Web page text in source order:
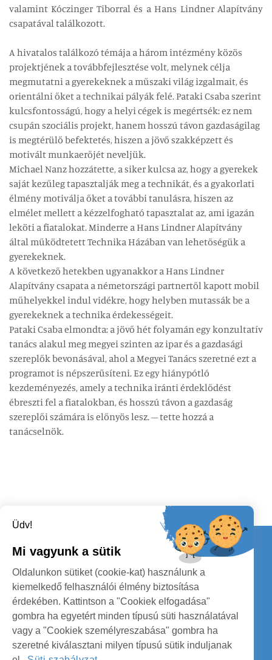
valamint Kóczinger Tiborral és a Hans Lindner Alapítvány
csapatával találkozott.
A hivatalos találkozó témája a három intézmény közös
projektjének a továbbfejlesztése volt, melynek célja
megmutatni a gyerekeknek a műszaki világ izgalmait, és
orientálni őket a technikai pályák felé. Pataki Csaba szerint
kulcsfontosságú, hogy a helyi cégek is megértsék: ez nem
csupán szociális projekt, hanem hosszú távon gazdaságilag
is megtérülő befektetés, hiszen a jövő szakképzett és
motivált munkaerőjét neveljük.
Michael Nanz hozzátette, a siker kulcsa az, hogy a gyerekek
saját kezűleg tapasztalják meg a technikát, és a gyakorlati
élmény motiválja őket a további tanulásra, hiszen az
elmélet mellett a kézzelfogható tapasztalat az, ami igazán
leköti a fiatalokat. Minderre a Hans Lindner Alapítvány
által működtetett Technika Házában van lehetőségük a
gyerekeknek.
A következő hetekben ugyanakkor a Hans Lindner
Alapítvány csapata a németországi partnertől kapott mobil
műhelyekkel indul vidékre, hogy helyben mutassák be a
gyerekeknek a technika érdekességeit.
Pataki Csaba elmondta: a jövő hét folyamán egy konzultatív
tanács alakul meg megyei szinten az ipar és a gazdasági
szereplők bevonásával, ahol a Megyei Tanács szeretné ezt a
programot is népszerűsíteni. Ez egy hiánypótló
kezdeményezés, amely a technika iránti érdeklődést
ébreszti fel a fiatalokban, és hosszú távon a gazdaság
szereplői számára is előnyös lesz. – tette hozzá a
tanácselnök.
SZATMÁR MEGYE MEGYEI TANÁCS
Kapcsolat
KÖVESSENEK
Üdv!
Mi vagyunk a sütik
Oldalunkon sütiket (cookie-kat) használunk a
kiemelkedő felhasználói élmény biztosítása
érdekében. Kattintson a "Cookiek elfogadása"
gombra ha egyetért minden típusú süti használatával
vagy a "Cookiek személyreszabása" gombra ha
szeretné kiválasztani milyen típusú sütik induljanak